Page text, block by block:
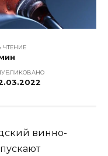
ЧТЕНИЕ
винно-